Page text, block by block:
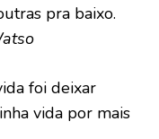
pra baixo.
foi deixar
vida por mais